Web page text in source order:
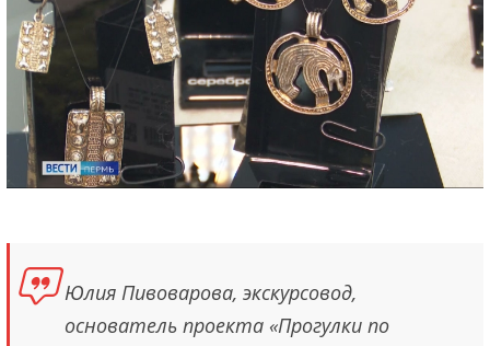
Юлия Пивоварова, экскурсовод,
основатель проекта «Прогулки по